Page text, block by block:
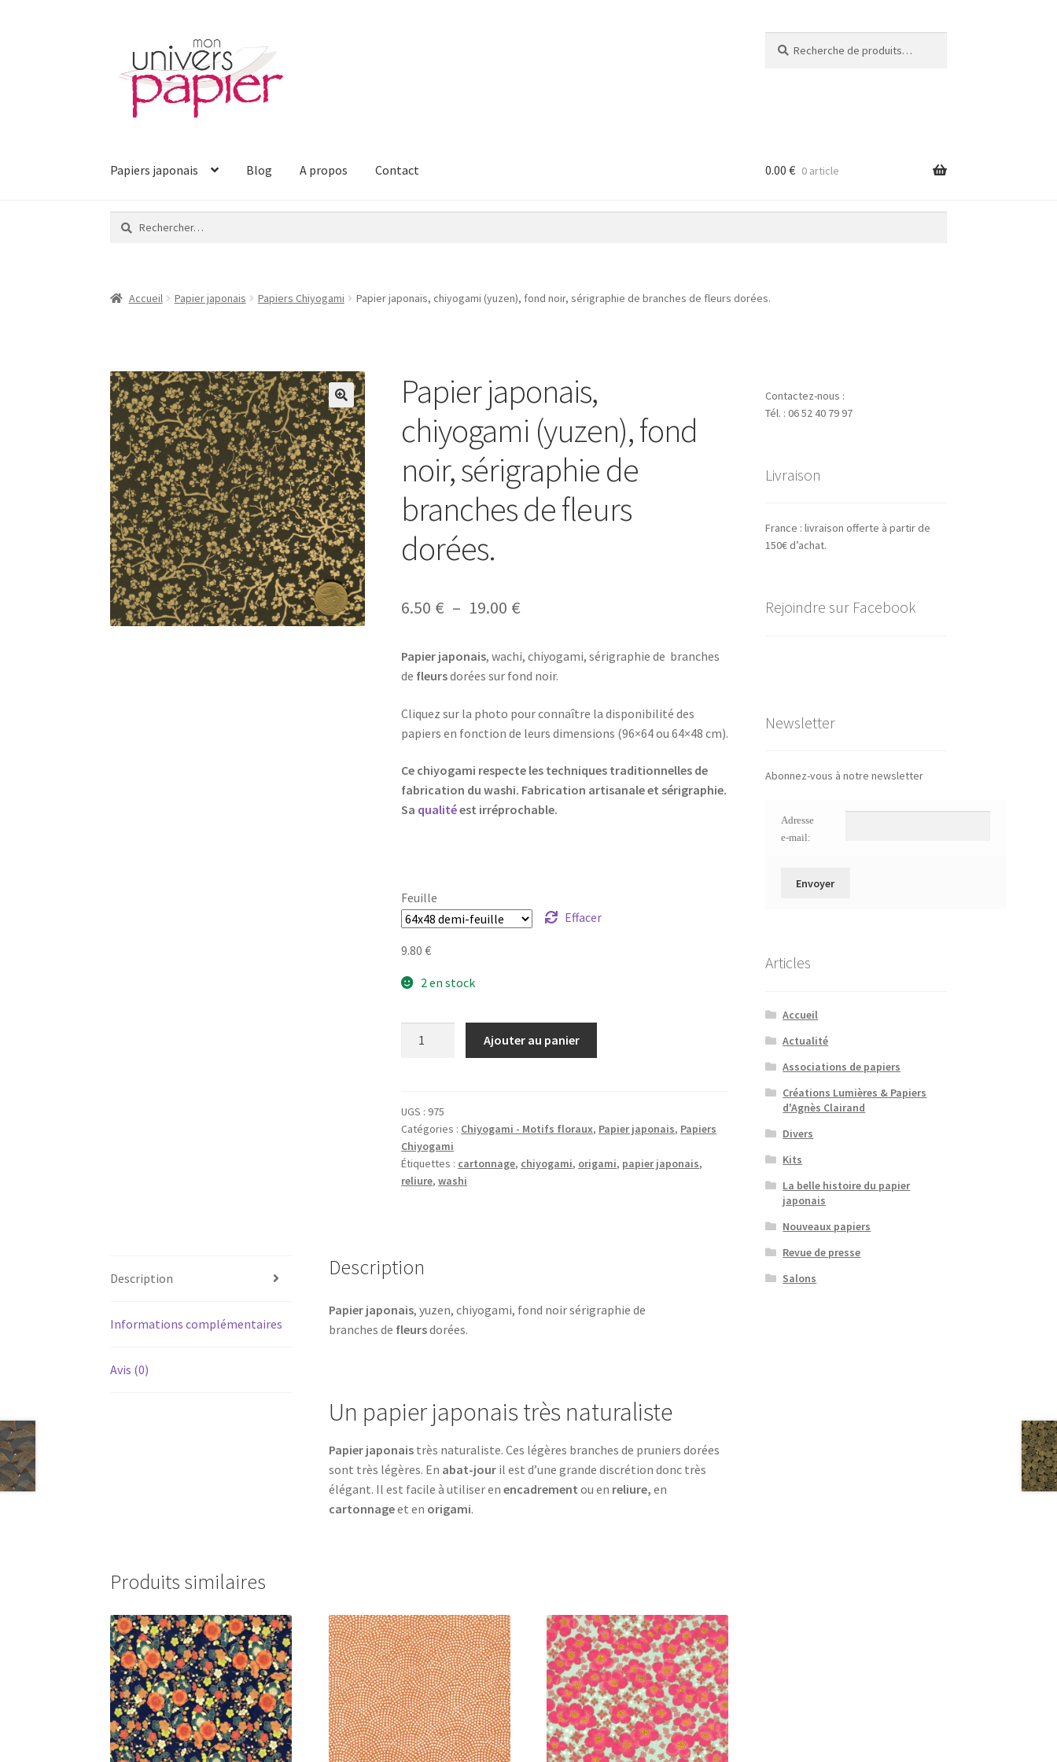
la
navigation
contenu
pour :
Papiers japonais Blog A propos Contact 0.00 € 0 article
Rechercher :
Accueil Papier japonais Papiers Chiyogami Papier japonais, chiyogami (yuzen), fond noir, sérigraphie de branches de fleurs dorées.
Papier japonais,
chiyogami (yuzen), fond
noir, sérigraphie de
branches de fleurs
dorées.
6.50 € – 19.00 €
prix :
à
Papier japonais, wachi, chiyogami, sérigraphie de branches
de fleursdorées sur fond noir.
Cliquez sur la photo pour connaître la disponibilité des
papiers en fonction de leurs dimensions (96×64 ou 64×48 cm).
Ce chiyogami respecte les techniques traditionnelles de
fabrication du washi. Fabrication artisanale et sérigraphie.
Sa qualitéest irréprochable.
Feuille
Effacer
9.80€
2 en stock
chiyogami
(yuzen),
fond
noir,
sérigraphie
fleurs
Ajouter au panier
UGS : 975
Catégories : Chiyogami - Motifs floraux, Papier japonais, Papiers
Chiyogami
Étiquettes : cartonnage, chiyogami, origami, papier japonais,
reliure,washi
Description
Informations complémentaires
Avis (0)
Description
Papier japonais, yuzen, chiyogami, fond noir sérigraphie de
branches de fleursdorées.
Un papier japonais très naturaliste
Papier japonaistrès naturaliste. Ces légères branches de pruniers dorées
sont très légères. En abat-jouril est d’une grande discrétion donc très
élégant. Il est facile à utiliser en encadrement ou en reliure, en
cartonnageet en origami.
Produits similaires
Contactez-nous :
Tél. : 06 52 40 79 97
Livraison
France : livraison offerte à partir de
150€ d’achat.
Rejoindre sur Facebook
Newsletter
Abonnez-vous à notre newsletter
Adresse
e-mail:
Articles
Accueil
Actualité
Associations de papiers
Créations Lumières & Papiers
d'Agnès Clairand
Divers
Kits
La belle histoire du papier
japonais
Nouveaux papiers
Revue de presse
Salons